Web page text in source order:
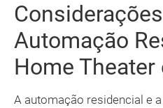
Automação
Home Theater
A automação residencial e